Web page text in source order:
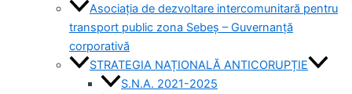
Asociația de dezvoltare intercomunitară pentru
transport public zona Sebeș – Guvernanță
corporativă
STRATEGIA NAȚIONALĂ ANTICORUPȚIE
S.N.A. 2021-2025